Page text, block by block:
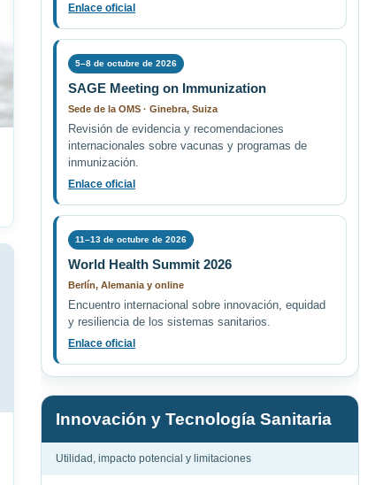
Enlace oficial
5–8 de octubre de 2026
SAGE Meeting on Immunization
Sede de la OMS · Ginebra, Suiza
Revisión de evidencia y recomendaciones
internacionales sobre vacunas y programas de
inmunización.
Enlace oficial
11–13 de octubre de 2026
World Health Summit 2026
Berlín, Alemania y online
Encuentro internacional sobre innovación, equidad
y resiliencia de los sistemas sanitarios.
Enlace oficial
Innovación y Tecnología Sanitaria
Utilidad, impacto potencial y limitaciones